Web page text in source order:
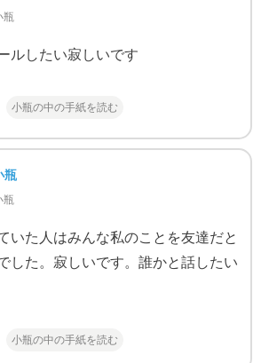
瓶
ルしたい寂しいです
小瓶の中の手紙を読む
瓶
瓶
いた人はみんな私のことを友達だと
した。寂しいです。誰かと話したい
小瓶の中の手紙を読む